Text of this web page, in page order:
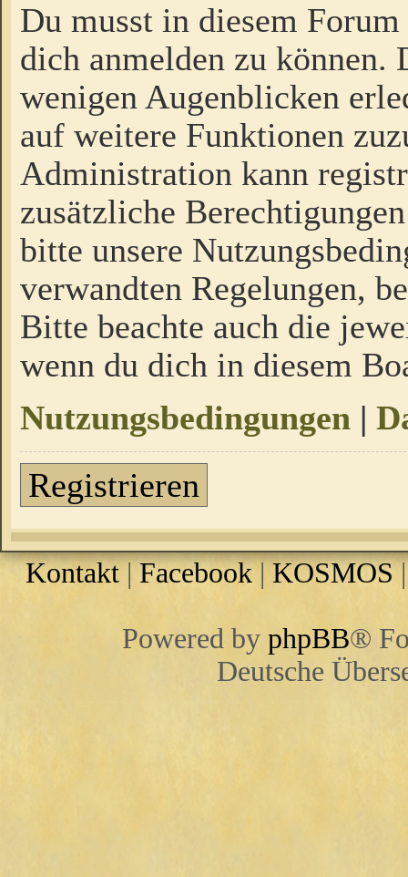
Du musst in diesem
dich anmelden zu
wenigen Augenblicken
auf weitere Funktionen
Administration kann
zusätzliche
bitte unsere
verwandten Regelungen,
Bitte beachte auch die
wenn du dich in diesem
Nutzungsbedingungen |
Registrieren
Kontakt | Facebook |KOSMOS
Powered by phpBB®
Deutsche